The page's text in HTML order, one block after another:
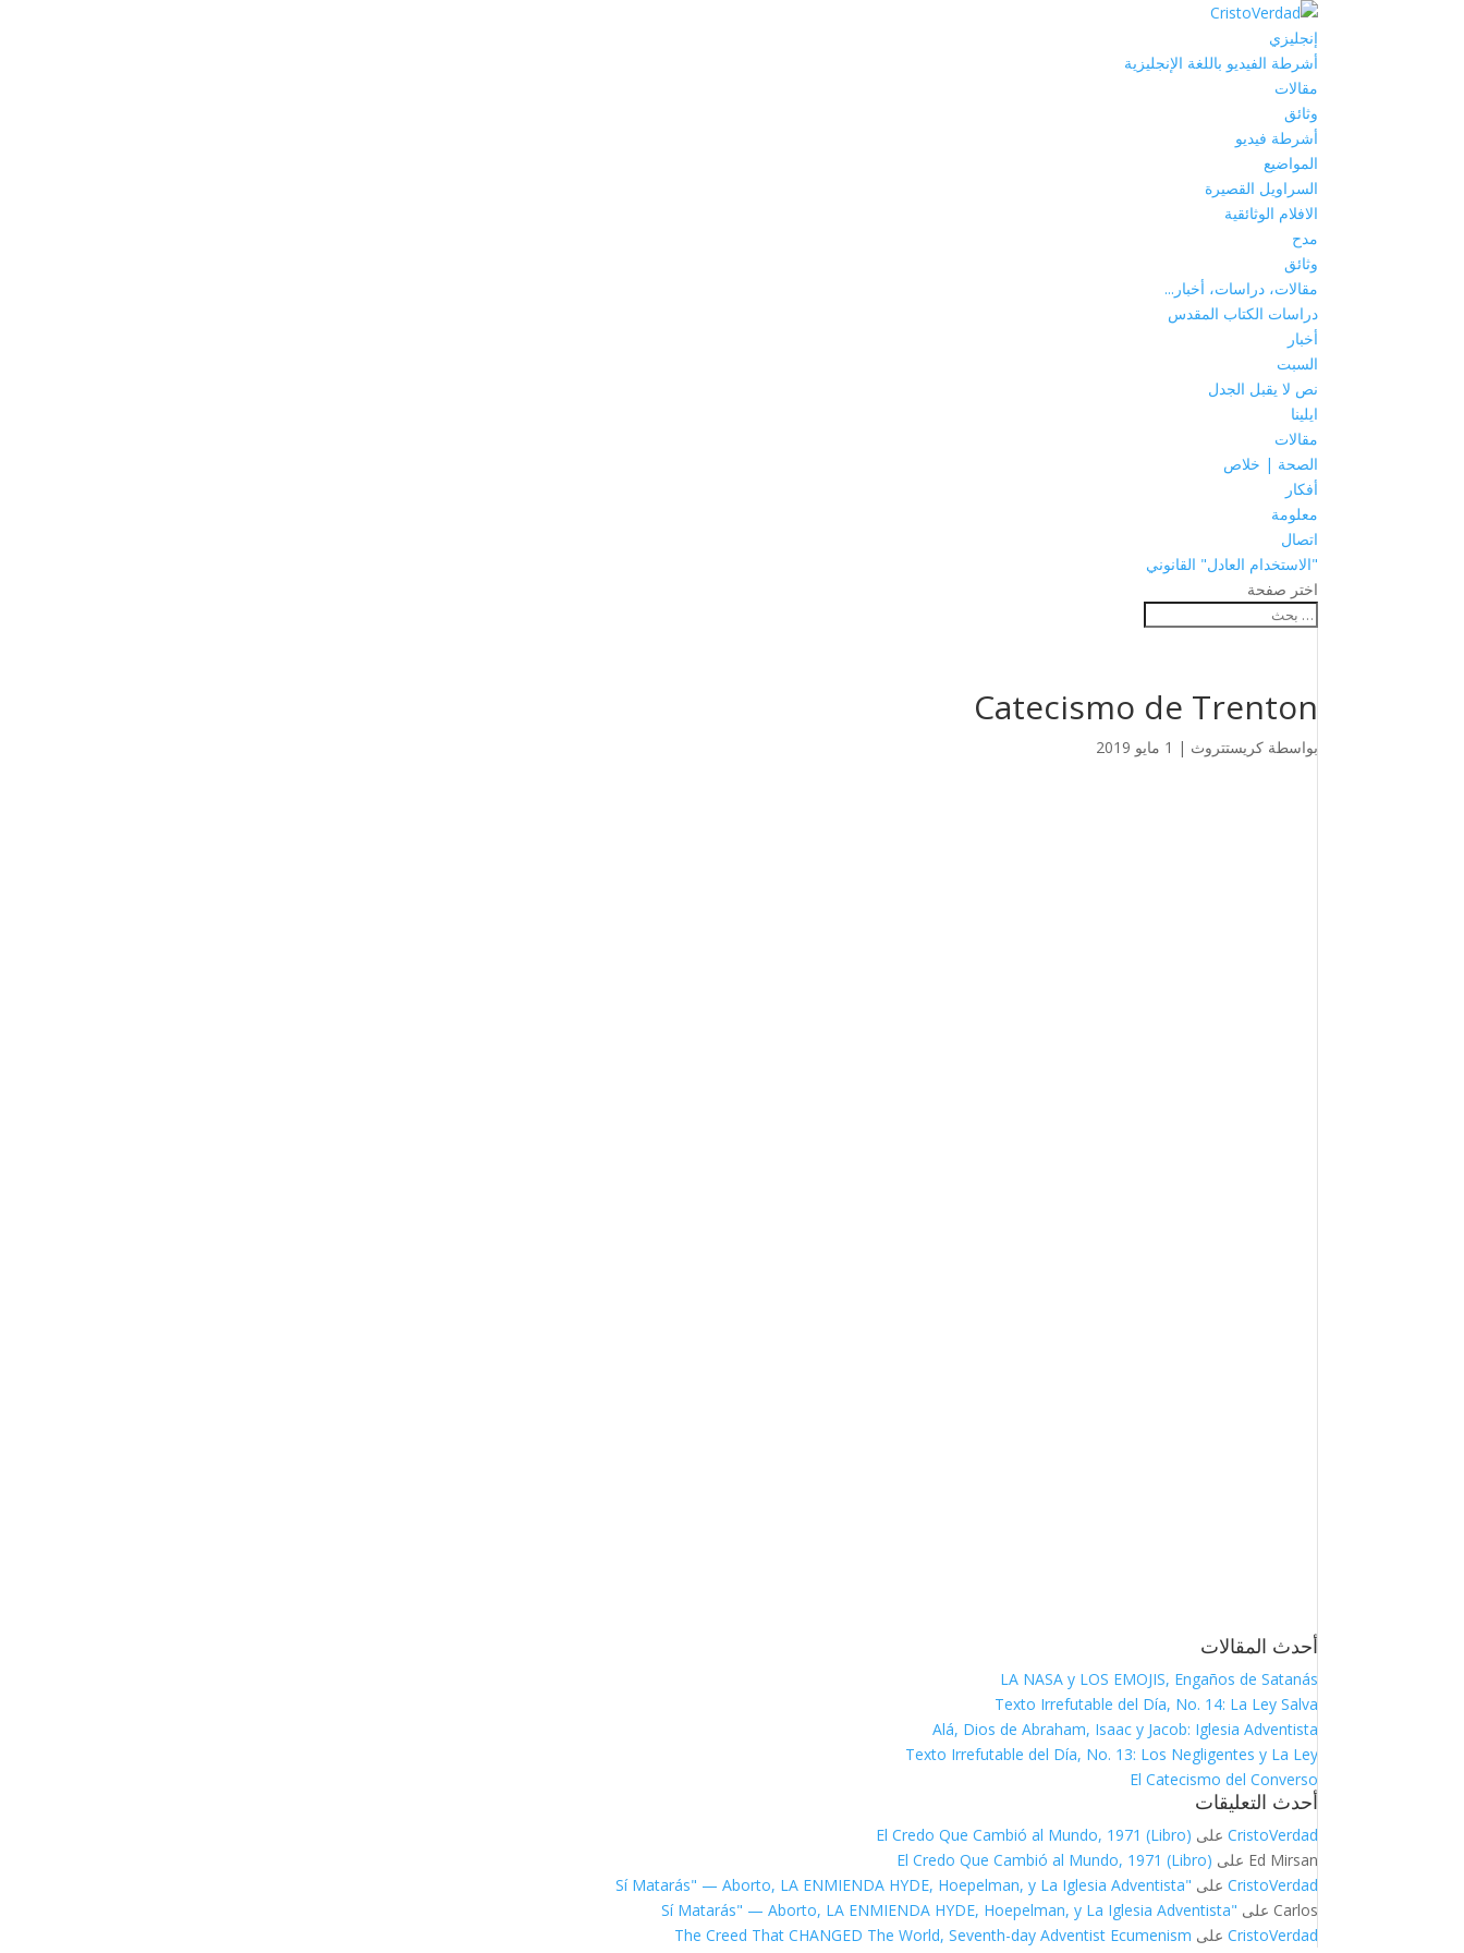
إنجليزي
أشرطة الفيديو باللغة الإنجليزية
مقالات
وثائق
أشرطة فيديو
المواضيع
السراويل القصيرة
الافلام الوثائقية
مدح
وثائق
مقالات، دراسات، أخبار...
دراسات الكتاب المقدس
أخبار
السبت
نص لا يقبل الجدل
ايلينا
مقالات
الصحة | خلاص
أفكار
معلومة
اتصال
"الاستخدام العادل" القانوني
اختر صفحة
Catecismo de Trenton
بواسطةكريستتروث | 1 مايو 2019
أحدث المقالات
LA NASA y LOS EMOJIS, Engaños de Satanás
Texto Irrefutable del Día, No. 14: La Ley Salva
Alá, Dios de Abraham, Isaac y Jacob: Iglesia Adventista
Texto Irrefutable del Día, No. 13: Los Negligentes y La Ley
El Catecismo del Converso
أحدث التعليقات
CristoVerdad على El Credo Que Cambió al Mundo, 1971 (Libro)
Ed Mirsan على El Credo Que Cambió al Mundo, 1971 (Libro)
CristoVerdad على "Sí Matarás" — Aborto, LA ENMIENDA HYDE, Hoepelman, y La Iglesia Adventista
Carlos على "Sí Matarás" — Aborto, LA ENMIENDA HYDE, Hoepelman, y La Iglesia Adventista
CristoVerdad على The Creed That CHANGED The World, Seventh-day Adventist Ecumenism